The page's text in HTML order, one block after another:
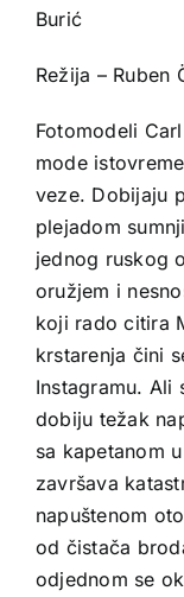
Burić
Režija – Ruben
Fotomodeli
mode
veze. Dobijaju
plejadom
jednog ruskog
oružjem i
koji rado citira
krstarenja čini
Instagramu. Ali
dobiju težak
sa kapetanom
završava
napuštenom
od čistača
odjednom se